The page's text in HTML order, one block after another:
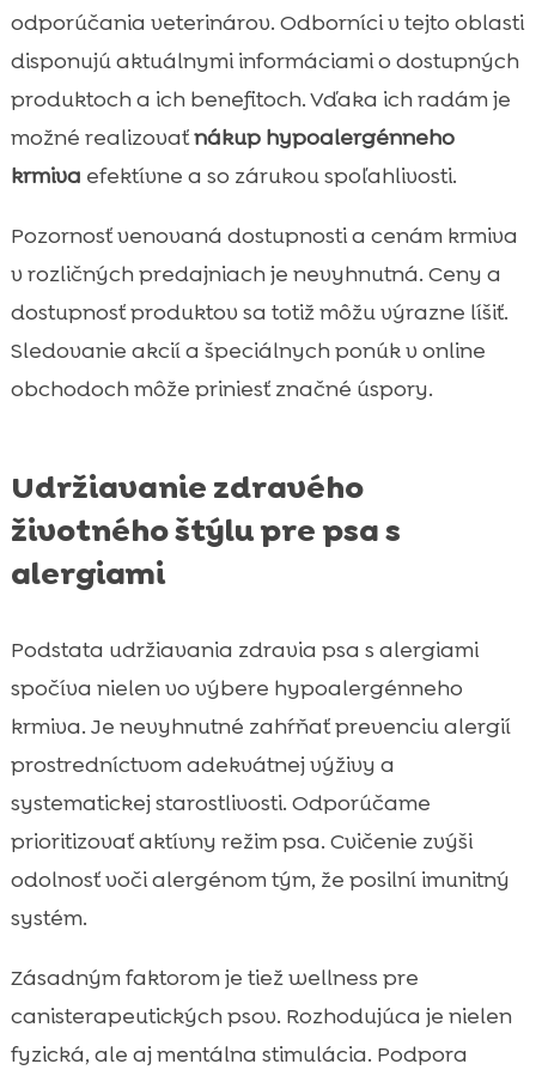
odporúčania veterinárov. Odborníci v tejto oblasti
disponujú aktuálnymi informáciami o dostupných
produktoch a ich benefitoch. Vďaka ich radám je
možné realizovaťnákup hypoalergénneho
krmiva efektívne a so zárukou spoľahlivosti.
Pozornosť venovaná dostupnosti a cenám krmiva
v rozličných predajniach je nevyhnutná. Ceny a
dostupnosť produktov sa totiž môžu výrazne líšiť.
Sledovanie akcií a špeciálnych ponúk v online
obchodoch môže priniesť značné úspory.
Udržiavanie zdravého
životného štýlu pre psa s
alergiami
Podstata udržiavania zdravia psa s alergiami
spočíva nielen vo výbere hypoalergénneho
krmiva. Je nevyhnutné zahŕňať prevenciu alergií
prostredníctvom adekvátnej výživy a
systematickej starostlivosti. Odporúčame
prioritizovať aktívny režim psa. Cvičenie zvýši
odolnosť voči alergénom tým, že posilní imunitný
systém.
Zásadným faktorom je tiež wellness pre
canisterapeutických psov. Rozhodujúca je nielen
fyzická, ale aj mentálna stimulácia. Podpora